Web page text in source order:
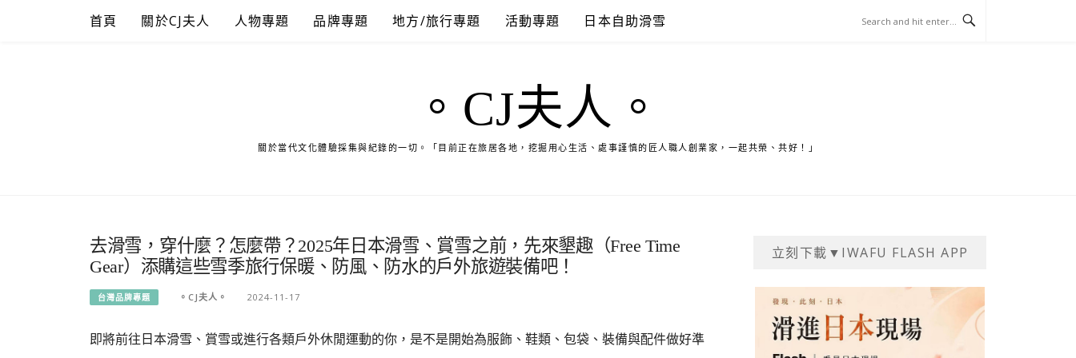
首頁 關於CJ夫人 人物專題 品牌專題 地方/旅行專題 活動專題 日本自助滑雪
。CJ夫人。
關於當代文化體驗採集與紀錄的一切。「目前正在旅居各地，挖掘用心生活、處事謹慎的匠人職人創業家，一起共榮、共好！」
去滑雪，穿什麼？怎麼帶？2025年日本滑雪、賞雪之前，先來墾趣（Free Time
Gear）添購這些雪季旅行保暖、防風、防水的戶外旅遊裝備吧！
台灣品牌專題 。CJ夫人。 2024-11-17
即將前往日本滑雪、賞雪或進行各類戶外休閒運動的你，是不是開始為服飾、鞋類、包袋、裝備與配件做好準
立刻下載▼IWAFU FLASH APP